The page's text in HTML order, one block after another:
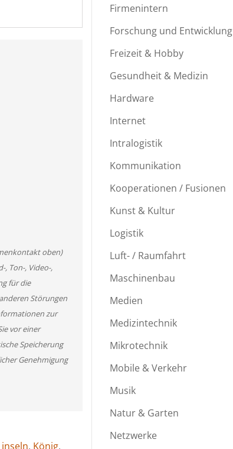
oben)
, Ton-, Video-,
für die
Störungen
zur
vor einer
Speicherung
Genehmigung
inseln, König,
Firmenintern
Forschung und Entwicklung
Freizeit & Hobby
Gesundheit & Medizin
Hardware
Internet
Intralogistik
Kommunikation
Kooperationen / Fusionen
Kunst & Kultur
Logistik
Luft- / Raumfahrt
Maschinenbau
Medien
Medizintechnik
Mikrotechnik
Mobile & Verkehr
Musik
Natur & Garten
Netzwerke